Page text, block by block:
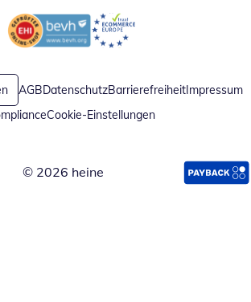
Öffnet in neuem FensterÖffnet in neuem Fenster
AGBDatenschutzBarrierefreiheitImpressum
Cookie-Einstellungen
© 2026 heine